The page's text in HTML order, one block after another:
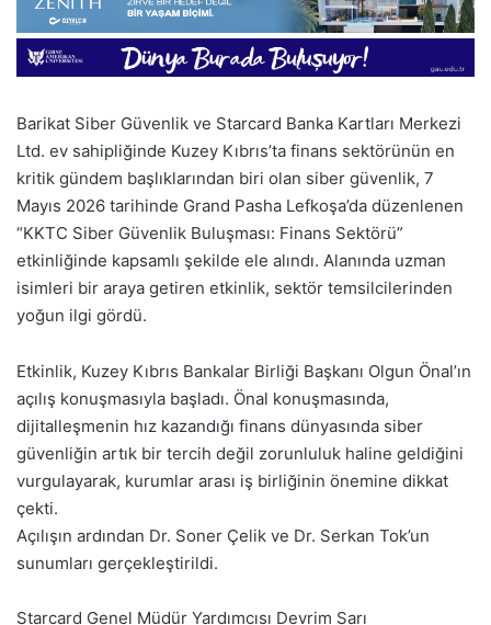
Barikat Siber Güvenlik ve Starcard Banka Kartları Merkezi
Ltd. ev sahipliğinde Kuzey Kıbrıs’ta finans sektörünün en
kritik gündem başlıklarından biri olan siber güvenlik, 7
Mayıs 2026 tarihinde Grand Pasha Lefkoşa’da düzenlenen
“KKTC Siber Güvenlik Buluşması: Finans Sektörü”
etkinliğinde kapsamlı şekilde ele alındı. Alanında uzman
isimleri bir araya getiren etkinlik, sektör temsilcilerinden
yoğun ilgi gördü.
Etkinlik, Kuzey Kıbrıs Bankalar Birliği Başkanı Olgun Önal’ın
açılış konuşmasıyla başladı. Önal konuşmasında,
dijitalleşmenin hız kazandığı finans dünyasında siber
güvenliğin artık bir tercih değil zorunluluk haline geldiğini
vurgulayarak, kurumlar arası iş birliğinin önemine dikkat
çekti.
Açılışın ardından Dr. Soner Çelik ve Dr. Serkan Tok’un
sunumları gerçekleştirildi.
Starcard Genel Müdür Yardımcısı Devrim Sarı